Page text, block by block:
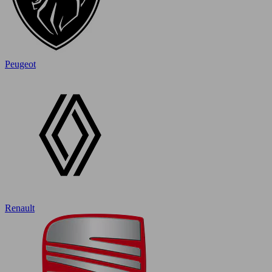
Peugeot
Renault